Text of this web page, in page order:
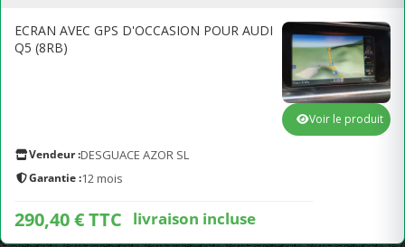
ECRAN AVEC GPS D'OCCASION POUR AUDI
Q5 (8RB)
Vendeur :DESGUACE AZOR SL
Garantie :12 mois
290,40 € TTC livraison incluse
Voir le produit